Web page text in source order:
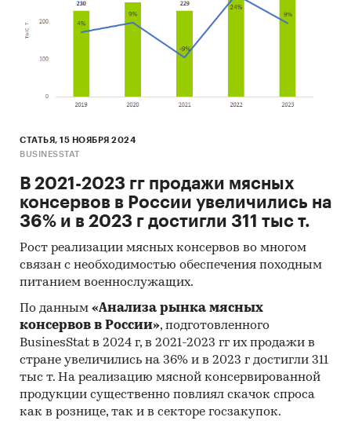
СТАТЬЯ, 15 НОЯБРЯ 2024
BUSINESSTAT
В 2021-2023 гг продажи мясных
консервов в России увеличились на
36% и в 2023 г достигли 311 тыс т.
Рост реализации мясных консервов во многом
связан с необходимостью обеспечения походным
питанием военнослужащих.
По данным «Анализа рынка мясных
консервов в России», подготовленного
BusinesStat в 2024 г, в 2021-2023 гг их продажи в
стране увеличились на 36% и в 2023 г достигли 311
тыс т. На реализацию мясной консервированной
продукции существенно повлиял скачок спроса
как в рознице, так и в секторе госзакупок.